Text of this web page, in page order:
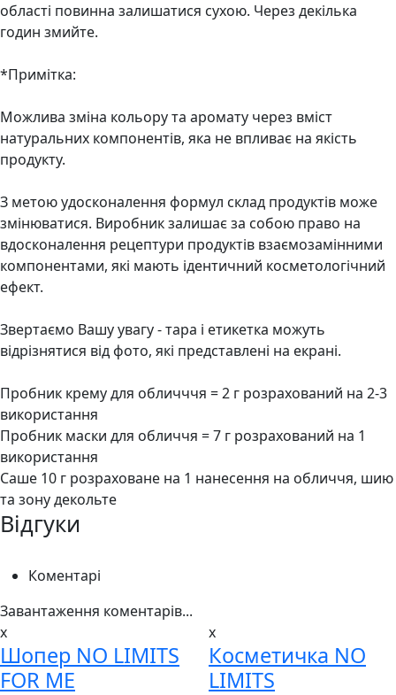
області повинна залишатися сухою. Через декілька
годин змийте.
*Примітка:
Можлива зміна кольору та аромату через вміст
натуральних компонентів, яка не впливає на якість
продукту.
З метою удосконалення формул склад продуктів може
змінюватися. Виробник залишає за собою право на
вдосконалення рецептури продуктів взаємозамінними
компонентами, які мають ідентичний косметологічний
ефект.
Звертаємо Вашу увагу - тара і етикетка можуть
відрізнятися від фото, які представлені на екрані.
Пробник крему для обличччя = 2 г розрахований на 2-3
використання
Пробник маски для обличчя = 7 г розрахований на 1
використання
Саше 10 г розраховане на 1 нанесення на обличчя, шию
та зону декольте
Відгуки
Коментарі
Завантаження коментарів...
x
Шопер NO LIMITS
FOR ME
x
Косметичка NO
LIMITS